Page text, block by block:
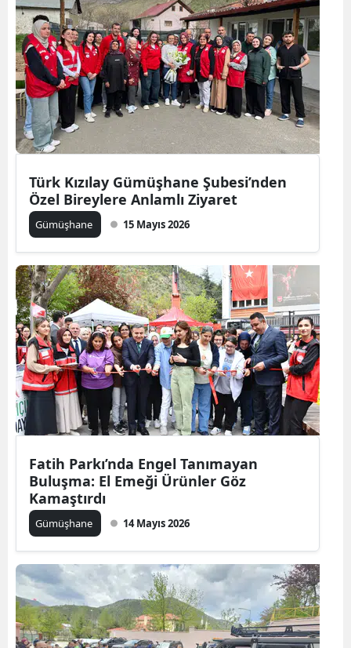
Malatya
Manisa
Kahramanmaraş
Mardin
Muğla
Muş
Niğde
Ordu
Rize
Sakarya
Samsun
Siirt
Sivas
Trabzon
Tunceli
Şanlıurfa
Türk Kızılay Gümüşhane Şubesi’nden
Özel Bireylere Anlamlı Ziyaret
Gümüşhane 15 Mayıs 2026
Fatih Parkı’nda Engel Tanımayan
Buluşma: El Emeği Ürünler Göz
Kamaştırdı
Gümüşhane 14 Mayıs 2026